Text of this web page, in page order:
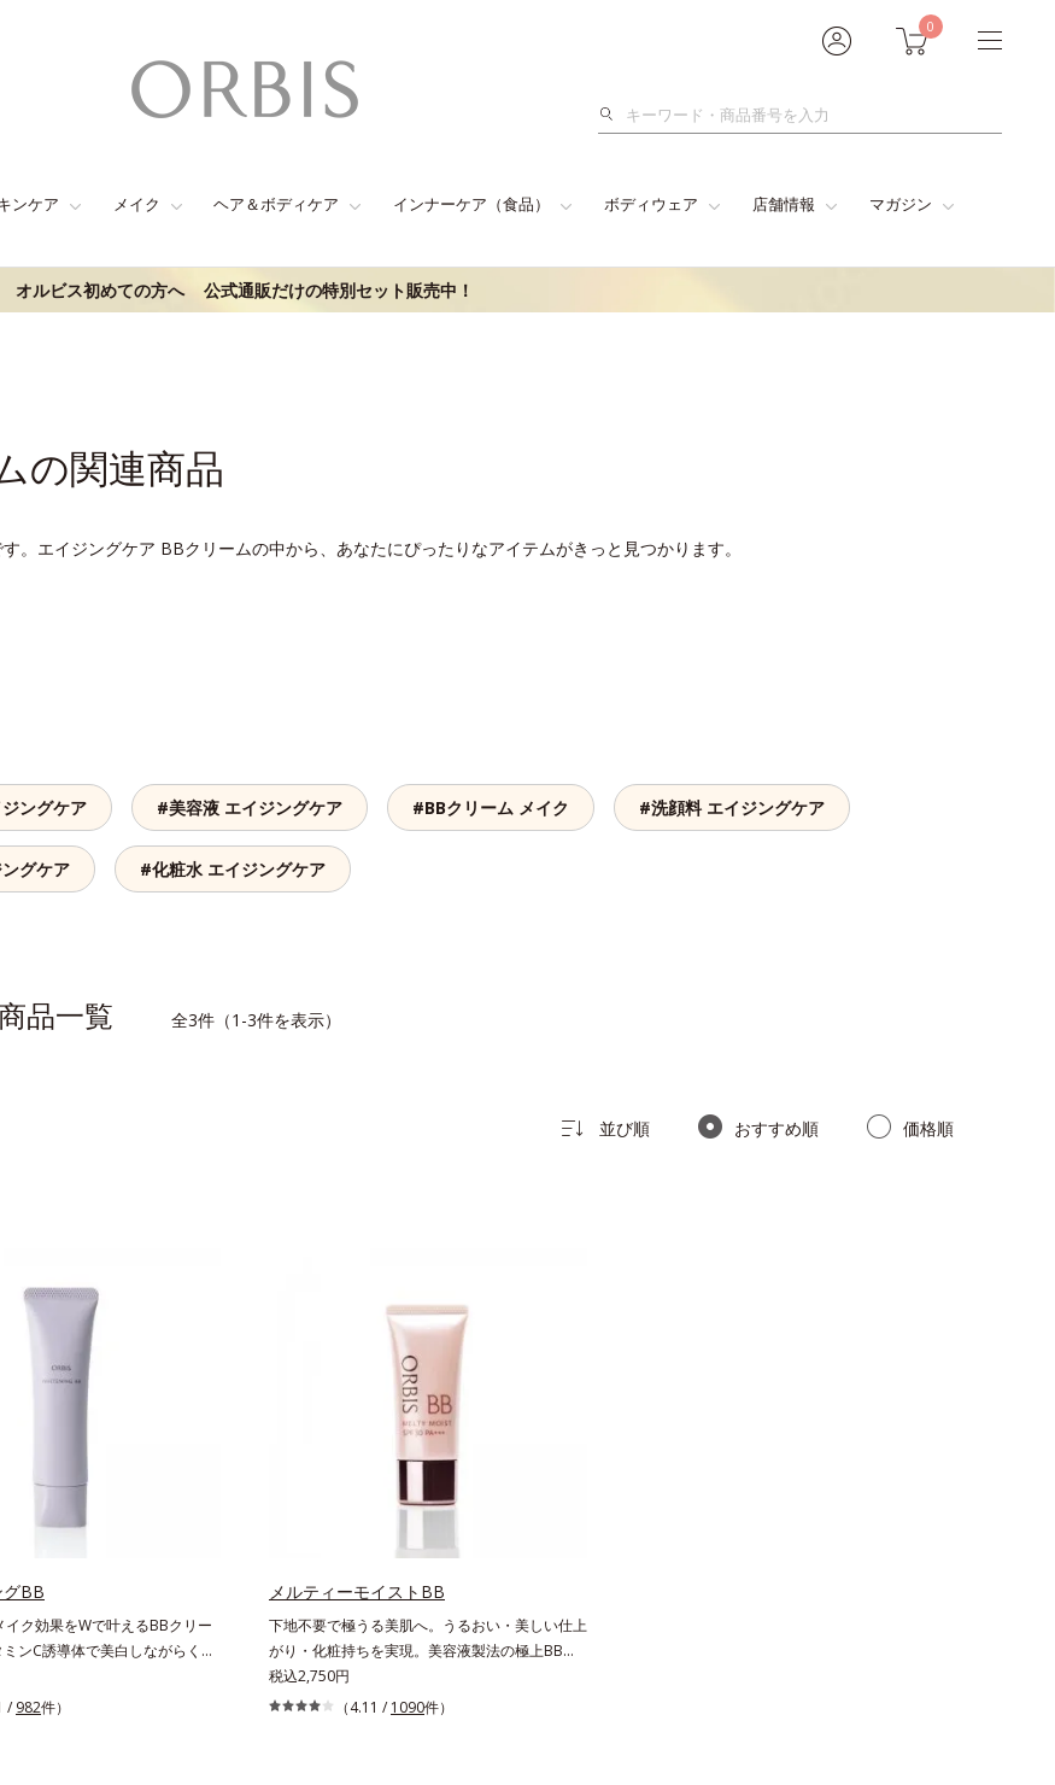
0
検
ンケア メイク ヘア＆ボディケア インナーケア（食品） ボディウェア 店舗情報 マガジン
オルビス初めての方へ 公式通販だけの特別セット販売中！
の関連商品
。エイジングケア BBクリームの中から、あなたにぴったりなアイテムがきっと見つかります。
ングケア #美容液 エイジングケア #BBクリーム メイク #洗顔料 エイジングケア
グケア #化粧水 エイジングケア
品一覧 全3件（1-3件を表示）
並び順 おすすめ順 価格順
BB
ク効果をWで叶えるBBクリー
ンC誘導体で美白しながらくす
肌を長時間キープ。メイクしな
果も発揮する、薬用美白BBク
/ 982件）
メルティーモイストBB
下地不要で極うる美肌へ。うるおい・美しい仕上
がり・化粧持ちを実現。美容液製法の極上BBク
リーム。ファンデーションに美容成分を加える一
般的な製法ではなく、美容液にファンデーション
税込2,750円
（4.11 / 1090件）